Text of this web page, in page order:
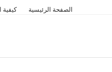
الصفحة الرئيسية كيفية